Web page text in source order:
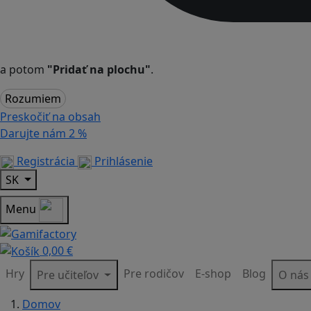
a potom "Pridať na plochu".
Rozumiem
Preskočiť na obsah
Darujte nám 2 %
Registrácia
Prihlásenie
SK
Menu
0,00 €
Hry
Pre učiteľov Pre rodičov E-shop Blog
O nás
Domov